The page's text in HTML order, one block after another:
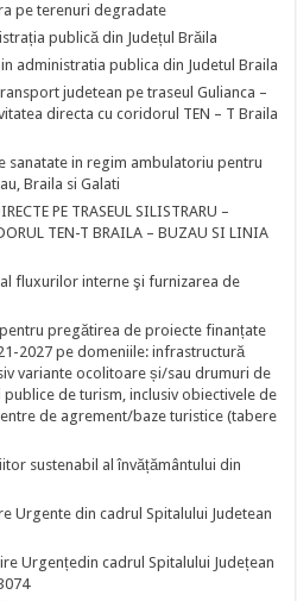
pe terenuri degradate
publică din Județul Brăila
administratia publica din Judetul Braila
judetean pe traseul Gulianca –
directa cu coridorul TEN – T Braila
sanatate in regim ambulatoriu pentru
Braila si Galati
PE TRASEUL SILISTRARU –
TEN-T BRAILA – BUZAU SI LINIA
fluxurilor interne şi furnizarea de
pregătirea de proiecte finanțate
2027 pe domeniile: infrastructură
variante ocolitoare și/sau drumuri de
de turism, inclusiv obiectivele de
de agrement/baze turistice (tabere
sustenabil al învățământului din
Urgente din cadrul Spitalului Judetean
Urgențedin cadrul Spitalului Județean